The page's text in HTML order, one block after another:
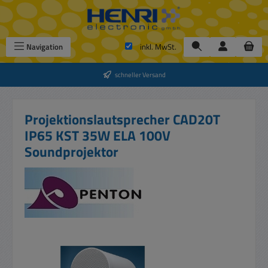
Zum Hauptinhalt springen
Navigation inkl. MwSt.
schneller Versand
Projektionslautsprecher CAD20T
IP65 KST 35W ELA 100V
Soundprojektor
Bildergalerie überspringen